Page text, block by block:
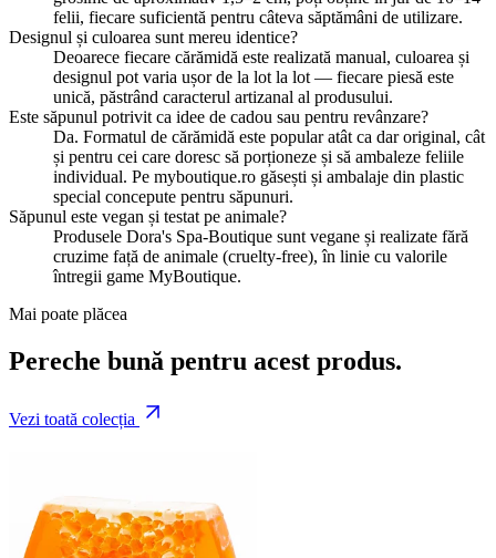
felii, fiecare suficientă pentru câteva săptămâni de utilizare.
Designul și culoarea sunt mereu identice?
Deoarece fiecare cărămidă este realizată manual, culoarea și
designul pot varia ușor de la lot la lot — fiecare piesă este
unică, păstrând caracterul artizanal al produsului.
Este săpunul potrivit ca idee de cadou sau pentru revânzare?
Da. Formatul de cărămidă este popular atât ca dar original, cât
și pentru cei care doresc să porționeze și să ambaleze feliile
individual. Pe myboutique.ro găsești și ambalaje din plastic
special concepute pentru săpunuri.
Săpunul este vegan și testat pe animale?
Produsele Dora's Spa-Boutique sunt vegane și realizate fără
cruzime față de animale (cruelty-free), în linie cu valorile
întregii game MyBoutique.
Mai poate plăcea
Pereche bună pentru acest produs.
Vezi toată colecția